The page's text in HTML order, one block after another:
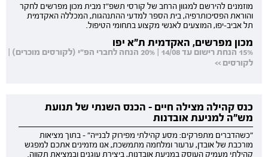
מוזמנים להירשם למגוון הרחב של קורסי תשפ"ז מבית מכון מפרשים לחקר
והוראת הפסיכותרפיה, בית הספר למדעי ההתנהגות, המכללה האקדמית
תל אביב-יפו, המוצעים לאנשי מקצוע בתחומי הטיפול.
מכון מפרשים, האקדמית ת"א יפו
15% הנחת רישום עד 14/08 | 20% הנחה לחברי הפ"י (לקורסים מוכרים) |
לקורסים >>
כנס קהילה מצילה חיים - הכנס השנתי של תנועת
מש"ה למניעת אובדנות
"כשהדברים מתפרקים: מסע קהילתי מפירוק לבנייה" - בתוך מציאות
מורכבת של אובדן, ערעור ומלחמה מתמשכת, אנו מזמינים אתכם למפגש
קהילתי מעמיק העוסק במניעת אובדנות, ביצירת עוגנים ובמציאת תקווה.